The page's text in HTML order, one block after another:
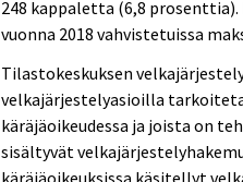
248 kappaletta (6,8 prosenttia).
vuonna 2018 vahvistetuissa
Tilastokeskuksen
velkajärjestelyasioilla
käräjäoikeudessa ja joista on
sisältyvät